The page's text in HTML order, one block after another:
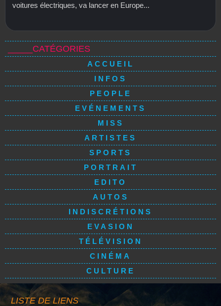
voitures électriques, va lancer en Europe...
_____CATÉGORIES
ACCUEIL
INFOS
PEOPLE
EVÉNEMENTS
MISS
ARTISTES
SPORTS
PORTRAIT
EDITO
AUTOS
INDISCRÉTIONS
EVASION
TÉLÉVISION
CINÉMA
CULTURE
LISTE DE LIENS